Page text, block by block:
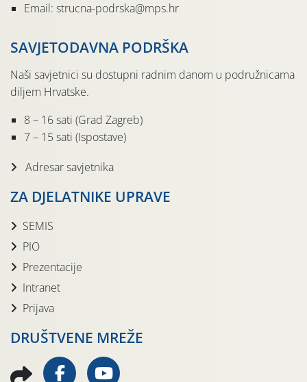
Email: strucna-podrska@mps.hr
SAVJETODAVNA PODRŠKA
Naši savjetnici su dostupni radnim danom u podružnicama
diljem Hrvatske.
8 – 16 sati (Grad Zagreb)
7 – 15 sati (Ispostave)
Adresar savjetnika
ZA DJELATNIKE UPRAVE
SEMIS
PIO
Prezentacije
Intranet
Prijava
DRUŠTVENE MREŽE